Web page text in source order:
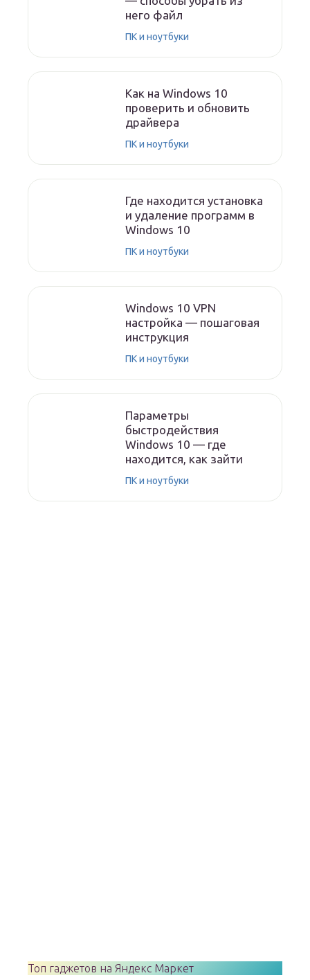
него файл
ПК и ноутбуки
Как на Windows 10
проверить и обновить
драйвера
ПК и ноутбуки
Где находится установка
и удаление программ в
Windows 10
ПК и ноутбуки
Windows 10 VPN
настройка — пошаговая
инструкция
ПК и ноутбуки
Параметры
быстродействия
Windows 10 — где
находится, как зайти
ПК и ноутбуки
Топ гаджетов на Яндекс Маркет